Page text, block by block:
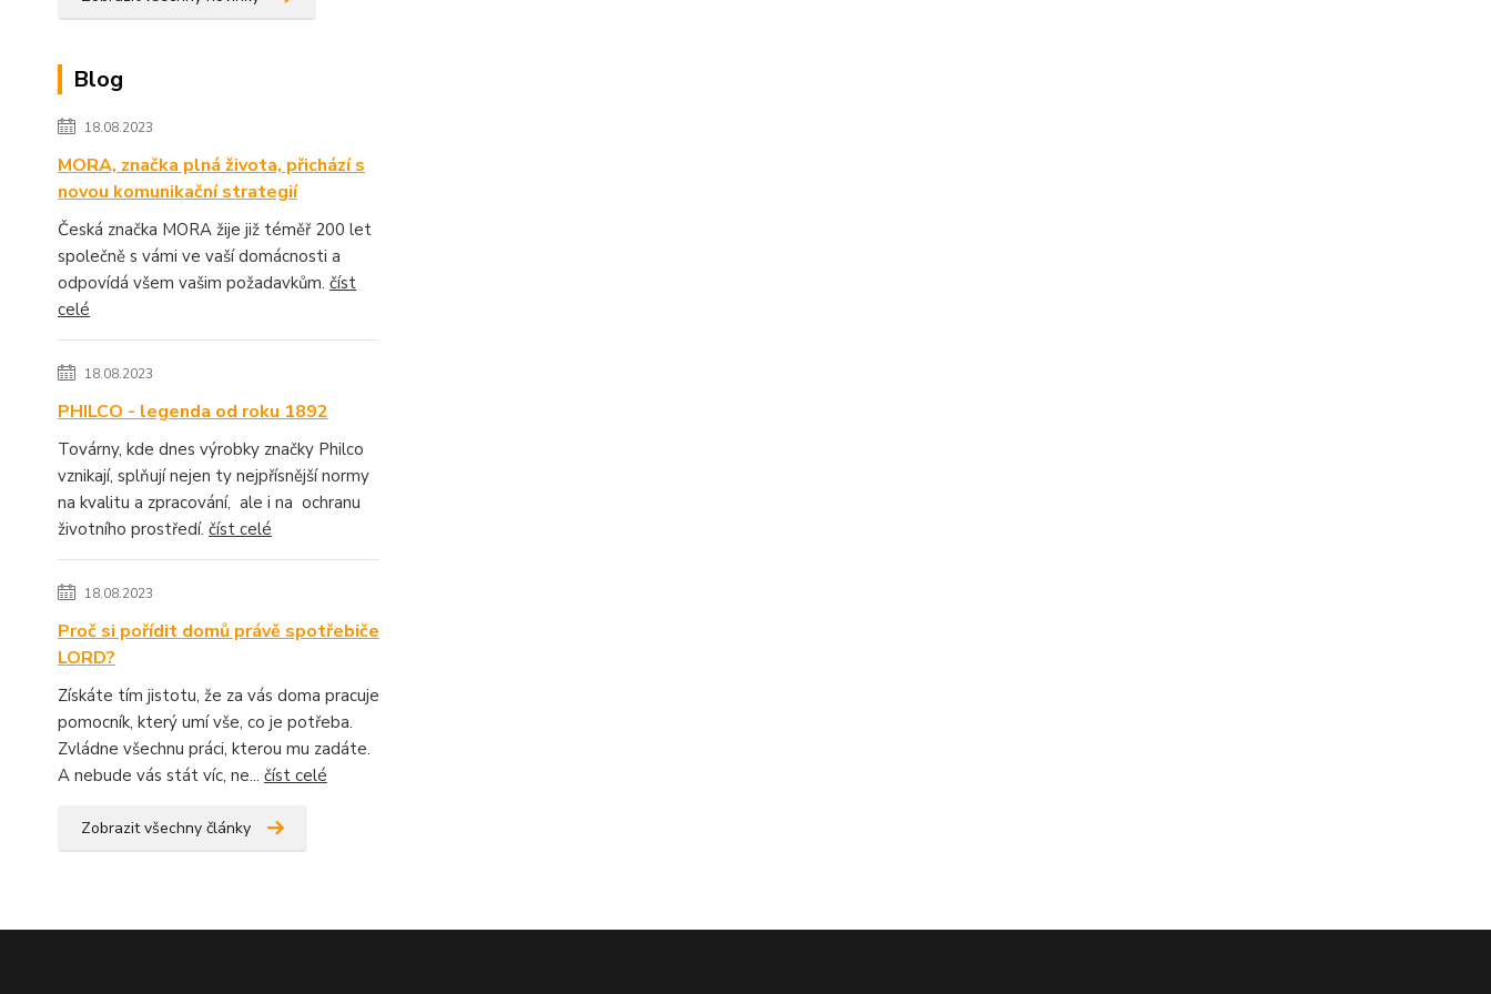
Blog
18.08.2023
MORA, značka plná života, přichází s
novou komunikační strategií
Česká značka MORA žije již téměř 200 let
společně s vámi ve vaší domácnosti a
odpovídá všem vašim požadavkům. číst
celé
18.08.2023
PHILCO - legenda od roku 1892
Továrny, kde dnes výrobky značky Philco
vznikají, splňují nejen ty nejpřísnější normy
na kvalitu a zpracování, ale i na ochranu
životního prostředí. číst celé
18.08.2023
Proč si pořídit domů právě spotřebiče
LORD?
Získáte tím jistotu, že za vás doma pracuje
pomocník, který umí vše, co je potřeba.
Zvládne všechnu práci, kterou mu zadáte.
A nebude vás stát víc, ne... číst celé
Zobrazit všechny články